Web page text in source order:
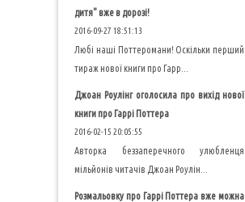
дитя" вже в дорозі!
2016-09-27 18:51:13
Любі наші Поттеромани! Оскільки перший
тираж нової книги про Гарр...
Джоан Роулінг оголосила про вихід нової
книги про Гаррі Поттера
2016-02-15 20:05:55
Авторка беззаперечного улюбленця
мільйонів читачів Джоан Роулін...
Розмальовку про Гаррі Поттера вже можна